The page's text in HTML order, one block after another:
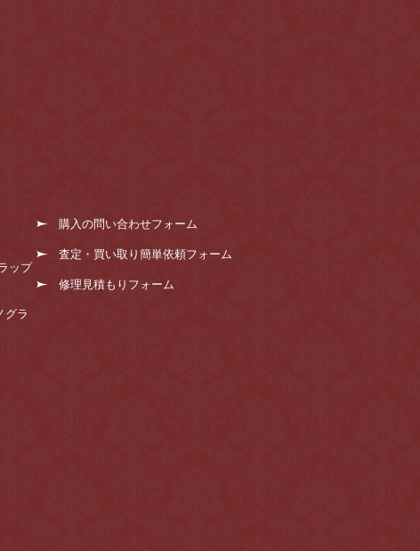
ップ
グラ
購入の問い合わせフォーム
査定・買い取り簡単依頼フォーム
修理見積もりフォーム